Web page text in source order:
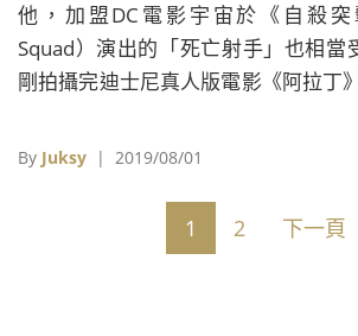
他，加盟DC電影宇宙於《自殺突
Squad）演出的「死亡射手」也相當
剛拍攝完迪士尼真人版電影《阿拉丁
的薩凡納（Savannah），就是要來加
By Juksy | 2019/08/01
1 2 下一頁